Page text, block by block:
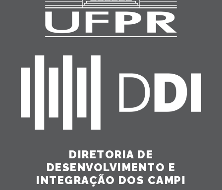
DIRETORIA DE
DESENVOLVIMENTO E
INTEGRAÇÃO DOS CAMPI